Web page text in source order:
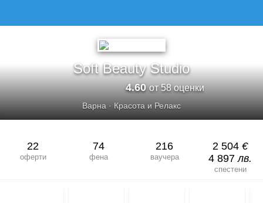
Soft Beauty Studio
4.60от 58 оценки
Варна · Красота и Релакс
22
оферти
74
фена
216
ваучера
2 504 €
4 897лв.
спестени